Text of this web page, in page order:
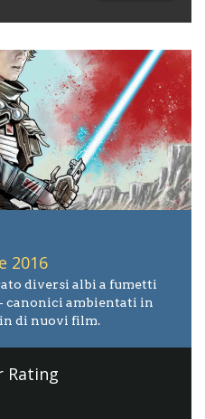
2016
diversi albi a fumetti
canonici ambientati in
di nuovi film.
Rating